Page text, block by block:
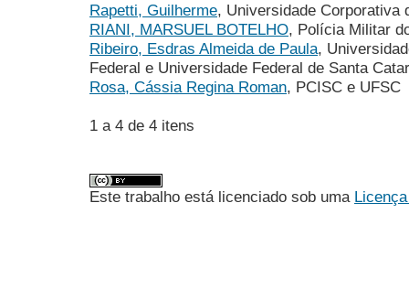
Rapetti, Guilherme, Universidade Corporativa
RIANI, MARSUEL BOTELHO, Polícia Militar
Ribeiro, Esdras Almeida de Paula,
Federal e Universidade Federal de Santa
Rosa, Cássia Regina Roman, PCISC e UFSC
1 a 4 de 4 itens
Este trabalho está licenciado sob uma